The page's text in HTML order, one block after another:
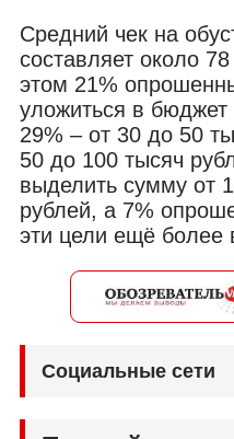
Средний чек на
составляет около
этом 21%
уложиться в
29% – от 30 до 50
50 до 100 тысяч
выделить сумму от
рублей, а 7%
эти цели ещё более
Социальные сети